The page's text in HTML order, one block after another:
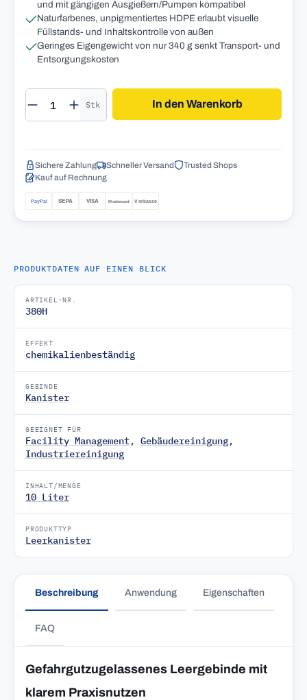
und mit gängigen Ausgießern/Pumpen kompatibel
Naturfarbenes, unpigmentiertes HDPE erlaubt visuelle
Füllstands- und Inhaltskontrolle von außen
Geringes Eigengewicht von nur 340 g senkt Transport- und
Entsorgungskosten
Produkt Anzahl: Gib den gewünschten
Stk In den Warenkorb
Sichere Zahlung Schneller Versand
Trusted Shops
Kauf auf Rechnung
PRODUKTDATEN AUF EINEN BLICK
ARTIKEL-NR.
380H
EFFEKT
chemikalienbeständig
GEBINDE
Kanister
GEEIGNET FÜR
Facility Management, Gebäudereinigung,
Industriereinigung
INHALT/MENGE
10 Liter
PRODUKTTYP
Leerkanister
Beschreibung Anwendung Eigenschaften
FAQ
Gefahrgutzugelassenes Leergebinde mit
klarem Praxisnutzen